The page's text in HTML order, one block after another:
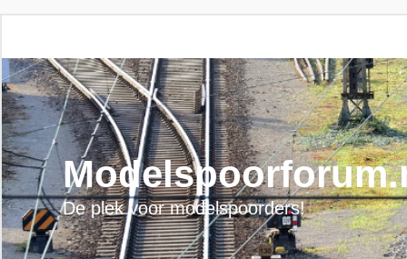
De plek voor modelspoorders!